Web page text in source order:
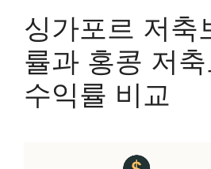
싱가포르 저축
률과 홍콩 저
수익률 비교